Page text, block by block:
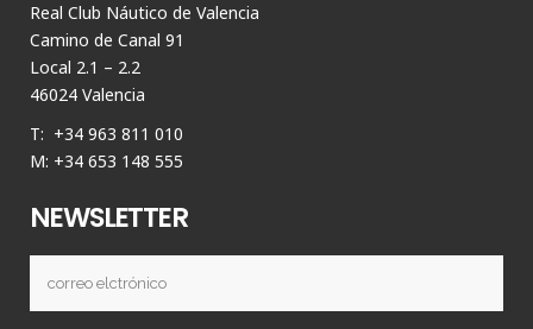
Real Club Náutico de Valencia
Camino de Canal 91
Local 2.1 – 2.2
46024 Valencia
T: +34 963 811 010
M: +34 653 148 555
NEWSLETTER